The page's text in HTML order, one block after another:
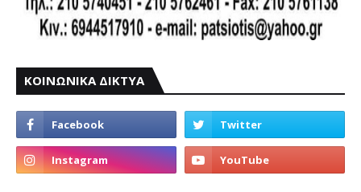
ΚΟΙΝΩΝΙΚΑ ΔΙΚΤΥΑ